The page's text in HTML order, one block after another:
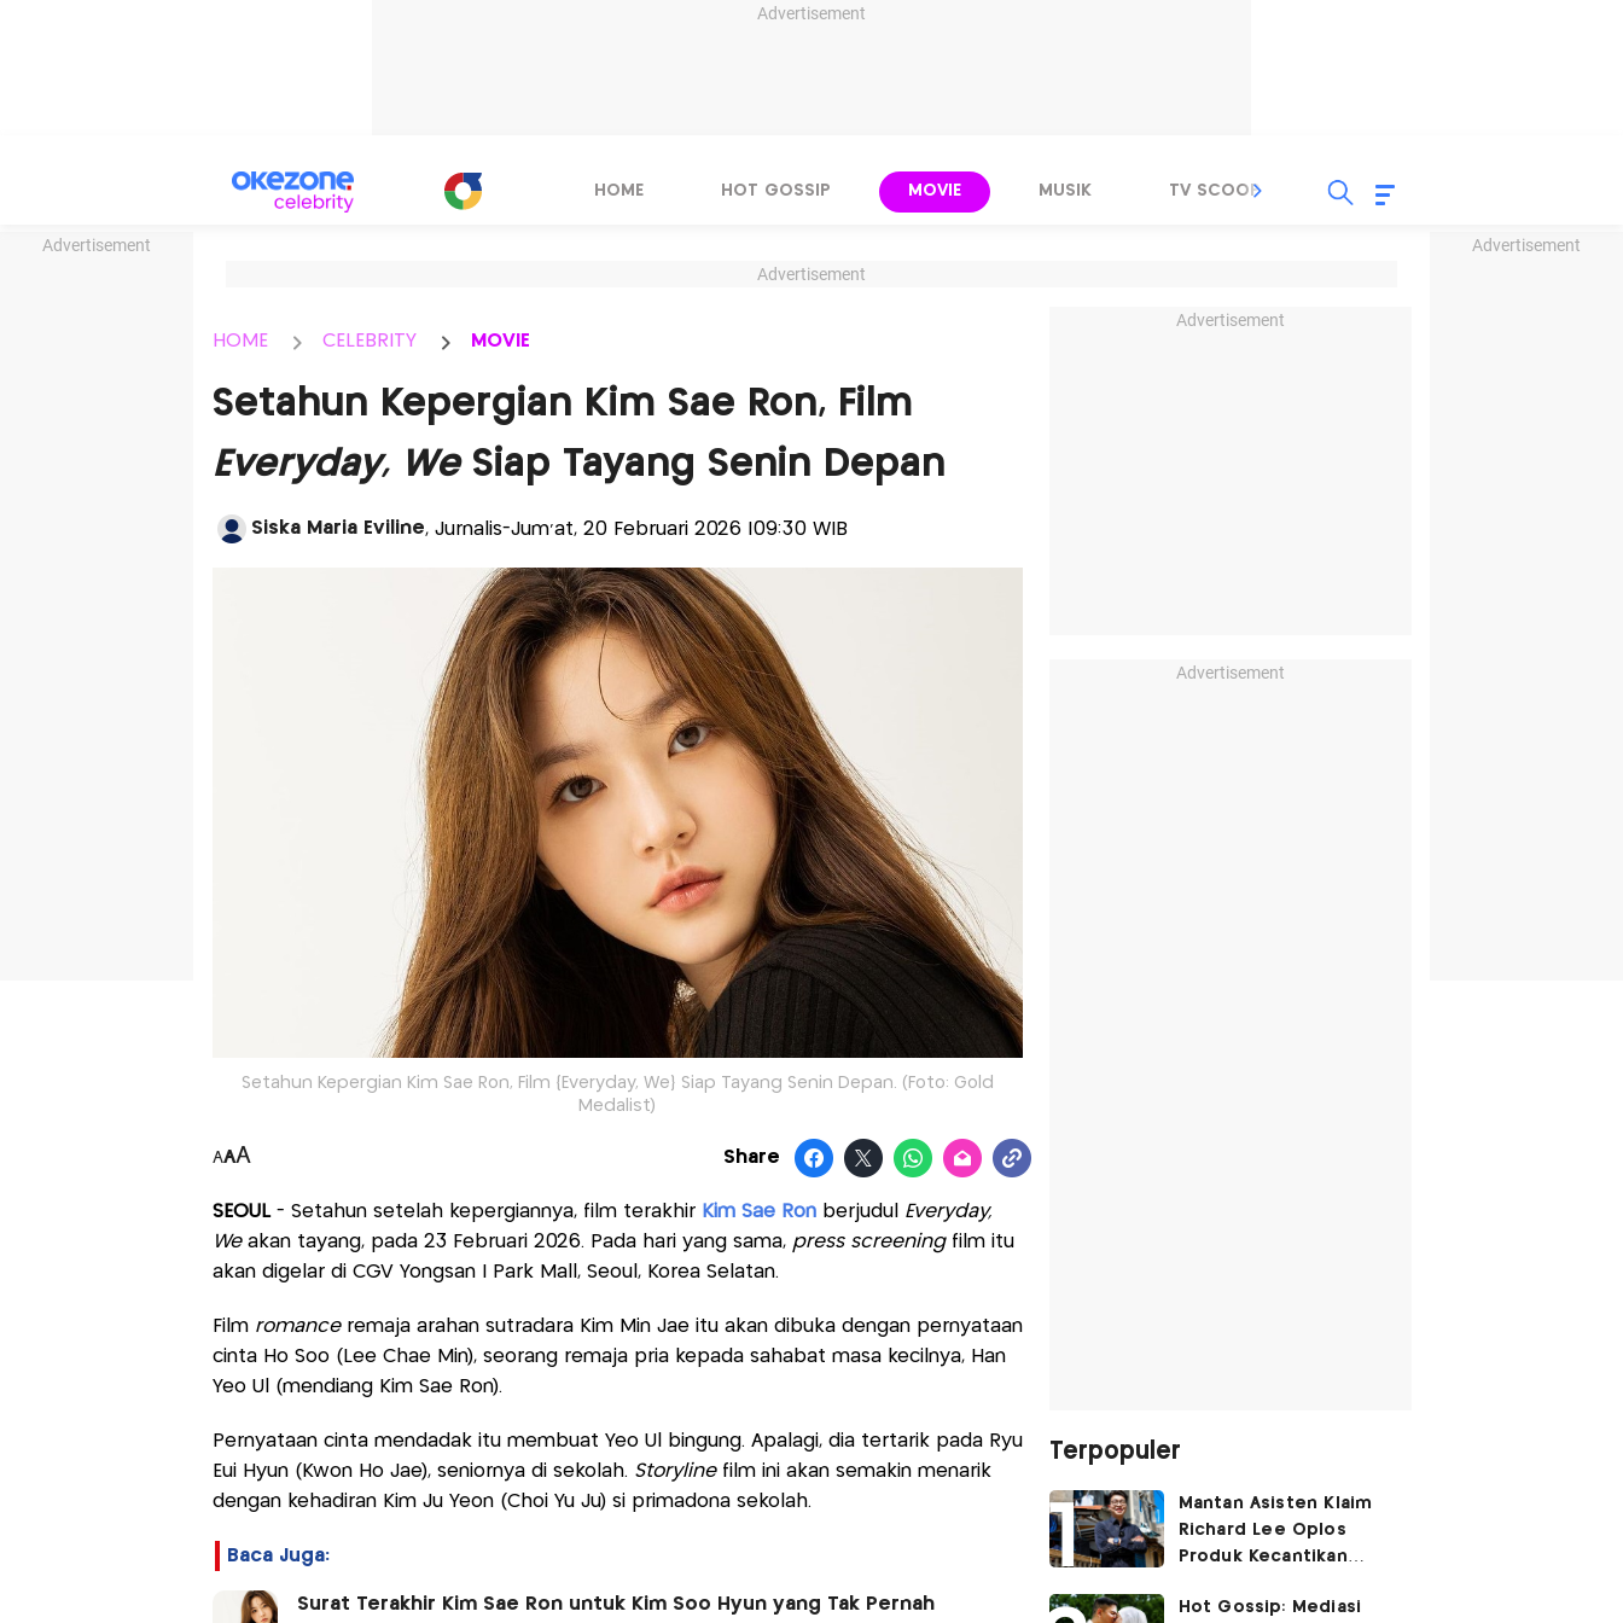
Advertisement
Advertisement Advertisement
HOME HOT GOSSIP MOVIE MUSIK TV SCOOP LIRIK
Advertisement
HOME CELEBRITY MOVIE
Setahun Kepergian Kim Sae Ron, Film
Everyday, WeSiap Tayang Senin Depan
Siska Maria Eviline, Jurnalis-Jum'at, 20 Februari 2026 |09:30 WIB
Setahun Kepergian Kim Sae Ron, Film {Everyday, We} Siap Tayang Senin Depan. (Foto: Gold
Medalist)
AAA Share
SEOUL- Setahun setelah kepergiannya, film terakhir Kim Sae Ronberjudul Everyday,
We akan tayang, pada 23 Februari 2026. Pada hari yang sama, press screeningfilm itu
akan digelar di CGV Yongsan I Park Mall, Seoul, Korea Selatan.
Film romanceremaja arahan sutradara Kim Min Jae itu akan dibuka dengan pernyataan
cinta Ho Soo (Lee Chae Min), seorang remaja pria kepada sahabat masa kecilnya, Han
Yeo Ul (mendiang Kim Sae Ron).
Pernyataan cinta mendadak itu membuat Yeo Ul bingung. Apalagi, dia tertarik pada Ryu
Eui Hyun (Kwon Ho Jae), seniornya di sekolah. Storylinefilm ini akan semakin menarik
dengan kehadiran Kim Ju Yeon (Choi Yu Ju) si primadona sekolah.
Baca Juga:
Surat Terakhir Kim Sae Ron untuk Kim Soo Hyun yang Tak Pernah
Advertisement
Advertisement
Terpopuler
Mantan Asisten Klaim
Richard Lee Oplos
Produk Kecantikan
ke Ani-Ani
Hot Gossip: Mediasi